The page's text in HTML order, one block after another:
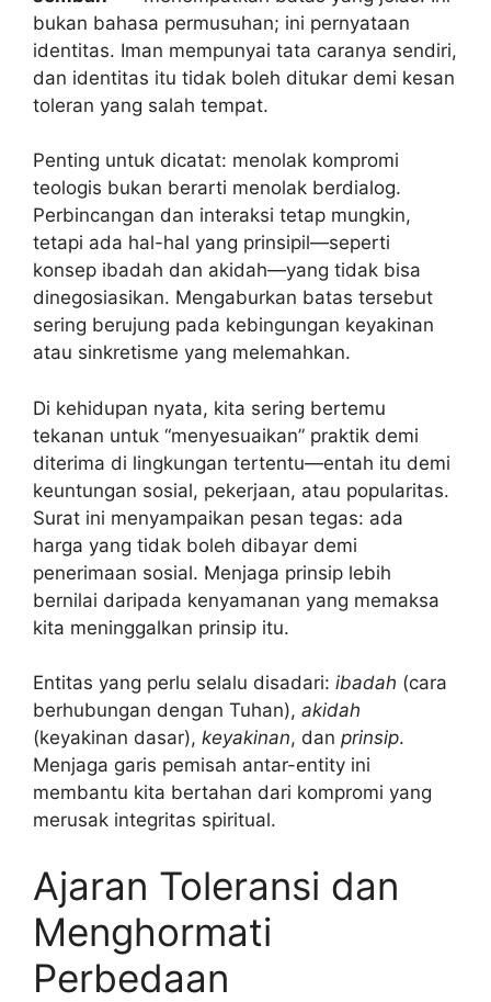
bukan bahasa permusuhan; ini pernyataan
identitas. Iman mempunyai tata caranya sendiri,
dan identitas itu tidak boleh ditukar demi kesan
toleran yang salah tempat.
Penting untuk dicatat: menolak kompromi
teologis bukan berarti menolak berdialog.
Perbincangan dan interaksi tetap mungkin,
tetapi ada hal-hal yang prinsipil—seperti
konsep ibadah dan akidah—yang tidak bisa
dinegosiasikan. Mengaburkan batas tersebut
sering berujung pada kebingungan keyakinan
atau sinkretisme yang melemahkan.
Di kehidupan nyata, kita sering bertemu
tekanan untuk “menyesuaikan” praktik demi
diterima di lingkungan tertentu—entah itu demi
keuntungan sosial, pekerjaan, atau popularitas.
Surat ini menyampaikan pesan tegas: ada
harga yang tidak boleh dibayar demi
penerimaan sosial. Menjaga prinsip lebih
bernilai daripada kenyamanan yang memaksa
kita meninggalkan prinsip itu.
Entitas yang perlu selalu disadari: ibadah (cara
berhubungan dengan Tuhan), akidah
(keyakinan dasar), keyakinan, dan prinsip.
Menjaga garis pemisah antar-entity ini
membantu kita bertahan dari kompromi yang
merusak integritas spiritual.
Ajaran Toleransi dan
Menghormati
Perbedaan